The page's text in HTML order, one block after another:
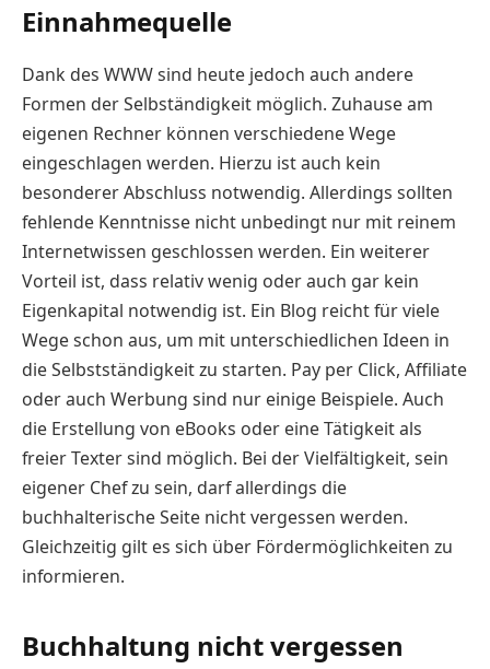
Einnahmequelle
Dank des WWW sind heute jedoch auch andere
Formen der Selbständigkeit möglich. Zuhause am
eigenen Rechner können verschiedene Wege
eingeschlagen werden. Hierzu ist auch kein
besonderer Abschluss notwendig. Allerdings sollten
fehlende Kenntnisse nicht unbedingt nur mit reinem
Internetwissen geschlossen werden. Ein weiterer
Vorteil ist, dass relativ wenig oder auch gar kein
Eigenkapital notwendig ist. Ein Blog reicht für viele
Wege schon aus, um mit unterschiedlichen Ideen in
die Selbstständigkeit zu starten. Pay per Click, Affiliate
oder auch Werbung sind nur einige Beispiele. Auch
die Erstellung von eBooks oder eine Tätigkeit als
freier Texter sind möglich. Bei der Vielfältigkeit, sein
eigener Chef zu sein, darf allerdings die
buchhalterische Seite nicht vergessen werden.
Gleichzeitig gilt es sich über Fördermöglichkeiten zu
informieren.
Buchhaltung nicht vergessen